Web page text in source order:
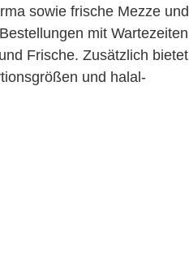
sowie frische Mezze und
mit Wartezeiten
Frische. Zusätzlich bietet
und halal-